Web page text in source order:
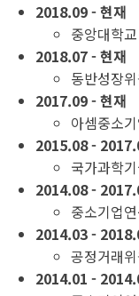
2018.09 - 현재
중앙대학
2018.07 - 현재
동반성장
2017.09 - 현재
아셈중소
2015.08 -
국가과학
2014.08 -
중소기업
2014.03 -
공정거래
2014.01 -